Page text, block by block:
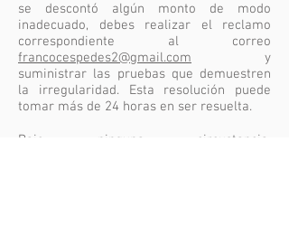
se descontó algún monto de modo
inadecuado, debes realizar el reclamo
correspondiente al correo
francocespedes2@gmail.com y
suministrar las pruebas que demuestren
la irregularidad. Esta resolución puede
tomar más de 24 horas en ser resuelta.
Bajo ninguna circustancia,